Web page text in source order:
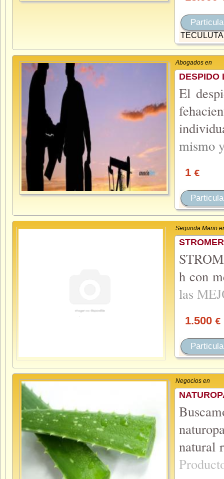
Abogados en
DESPIDO
El
mismo
1 €
Segunda Mano
h con
las
1.500 €
Negocios en
natural